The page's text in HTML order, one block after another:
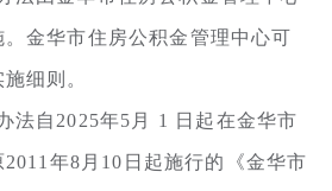
金华市住房公积金管理中心可
细则。
法自2025年5月 1 日起在金华市
年8月10日起施行的《金华市